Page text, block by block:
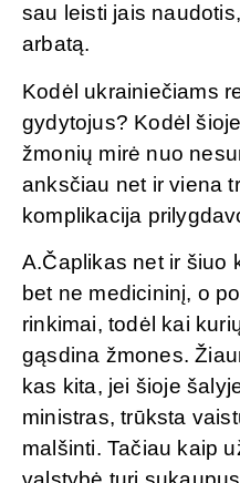
sau leisti jais
arbatą.
Kodėl ukrainiečiams
gydytojus? Kodėl
žmonių mirė nuo
anksčiau net ir viena
komplikacija
A.Čaplikas net ir šiuo
bet ne medicininį, o
rinkimai, todėl kai
gąsdina žmones.
kas kita, jei šioje
ministras, trūksta
malšinti. Tačiau kaip